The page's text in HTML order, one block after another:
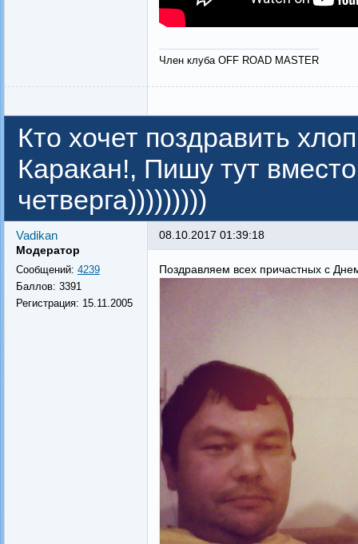
Член клуба OFF ROAD MASTER
Кто хочет поздравить
Каракан!, Пишу тут
четверга)))))))))
Vadikan
Модератор
Сообщений: 4239
Баллов: 3391
Регистрация: 15.11.2005
08.10.2017 01:39:18
Поздравляем всех причастных с